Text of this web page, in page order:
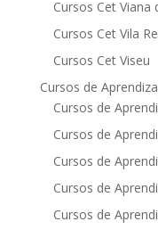
Cursos Cet Viana
Cursos Cet Vila
Cursos Cet Viseu
Cursos de
Cursos de
Cursos de
Cursos de
Cursos de
Cursos de